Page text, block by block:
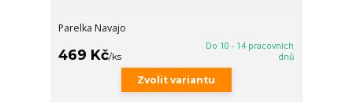
Parelka Navajo
469 Kč/ks
Do 10 - 14 pracovních
dnů
Zvolit variantu